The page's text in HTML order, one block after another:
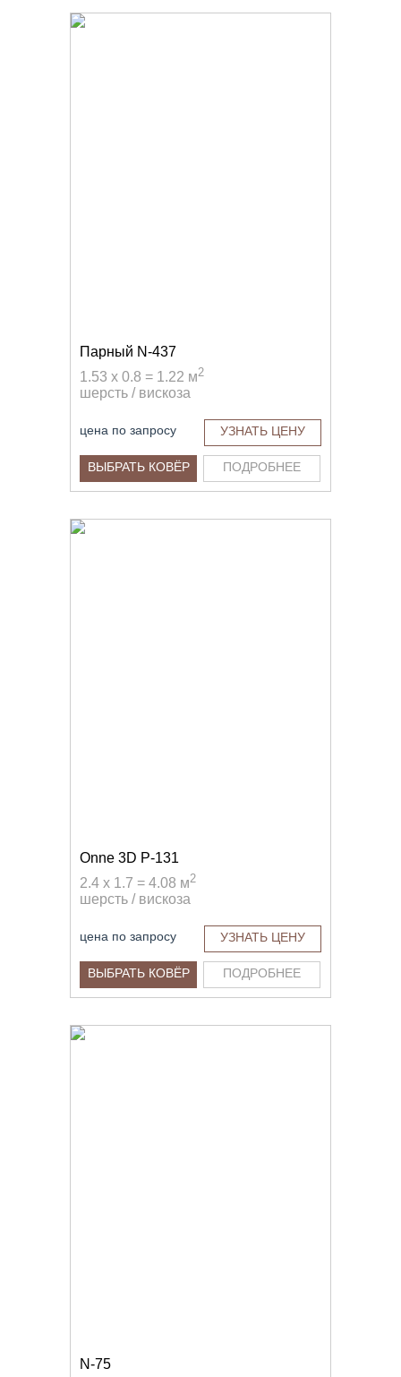
Парный N-437
1.53 x 0.8 = 1.22 м2
шерсть / вискоза
цена по запросу УЗНАТЬ ЦЕНУ
ВЫБРАТЬ КОВЁР ПОДРОБНЕЕ
Onne 3D P-131
2.4 x 1.7 = 4.08 м2
шерсть / вискоза
цена по запросу УЗНАТЬ ЦЕНУ
ВЫБРАТЬ КОВЁР ПОДРОБНЕЕ
N-75